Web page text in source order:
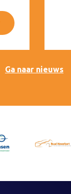
Ga naar nieuws